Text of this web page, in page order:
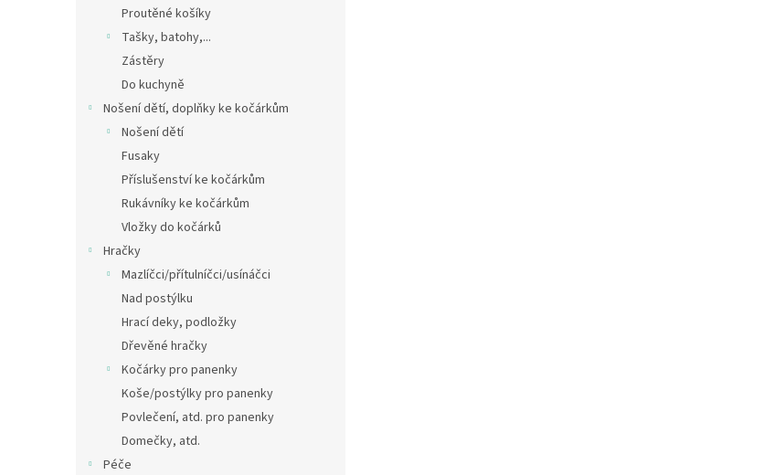
Proutěné košíky
Tašky, batohy,...
Zástěry
Do kuchyně
Nošení dětí, doplňky ke kočárkům
Nošení dětí
Fusaky
Příslušenství ke kočárkům
Rukávníky ke kočárkům
Vložky do kočárků
Hračky
Mazlíčci/přítulníčci/usínáčci
Nad postýlku
Hrací deky, podložky
Dřevěné hračky
Kočárky pro panenky
Koše/postýlky pro panenky
Povlečení, atd. pro panenky
Domečky, atd.
Péče